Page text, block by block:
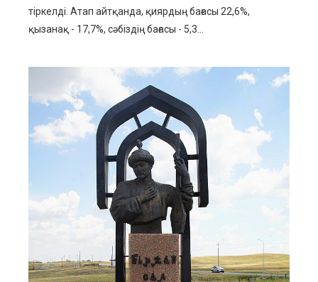
тіркелді. Атап айтқанда, қиярдың бағасы 22,6%,
қызанақ - 17,7%, сәбіздің бағасы - 5,3...